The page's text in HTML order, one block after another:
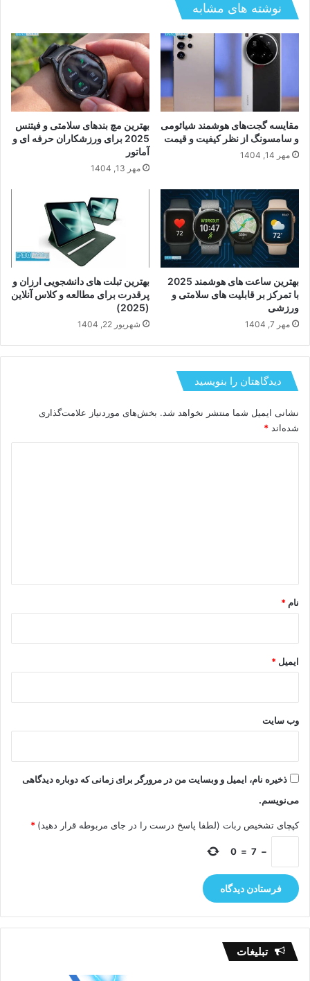
نوشته های مشابه
مقایسه گجت‌های هوشمند شیائومی
و سامسونگ از نظر کیفیت و قیمت
مهر 14, 1404
بهترین مچ بندهای سلامتی و فیتنس
2025 برای ورزشکاران حرفه ای و
آماتور
مهر 13, 1404
بهترین ساعت های هوشمند 2025
با تمرکز بر قابلیت های سلامتی و
ورزشی
مهر 7, 1404
بهترین تبلت های دانشجویی ارزان و
پرقدرت برای مطالعه و کلاس آنلاین
(2025)
شهریور 22, 1404
دیدگاهتان را بنویسید
نشانی ایمیل شما منتشر نخواهد شد. بخش‌های موردنیاز علامت‌گذاری
شده‌اند *
نام *
ایمیل *
وب‌ سایت
ذخیره نام، ایمیل و وبسایت من در مرورگر برای زمانی که دوباره دیدگاهی
می‌نویسم.
کپچای تشخیص ربات (لطفا پاسخ درست را در جای مربوطه قرار دهید) *
−
7
=
0
تبلیغات